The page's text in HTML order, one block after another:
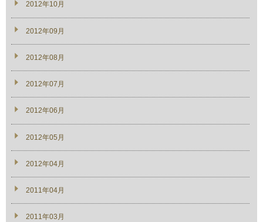
2012年10月
2012年09月
2012年08月
2012年07月
2012年06月
2012年05月
2012年04月
2011年04月
2011年03月